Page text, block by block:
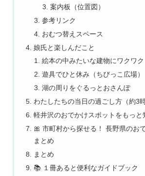
案内板（位置図）
参考リンク
おむつ替えスペース
娘氏と楽しんだこと
絵本の中みたいな建物にワクワク
遊具でひと休み（ちびっこ広場）
湖の周りをぐるっとおさんぽ
わたしたちの当日の過ごし方（約3時
軽井沢のおでかけスポットをもっと
🎀 市町村から探せる！ 長野県のお
まとめ
まとめ
📚 １冊あると便利なガイドブック